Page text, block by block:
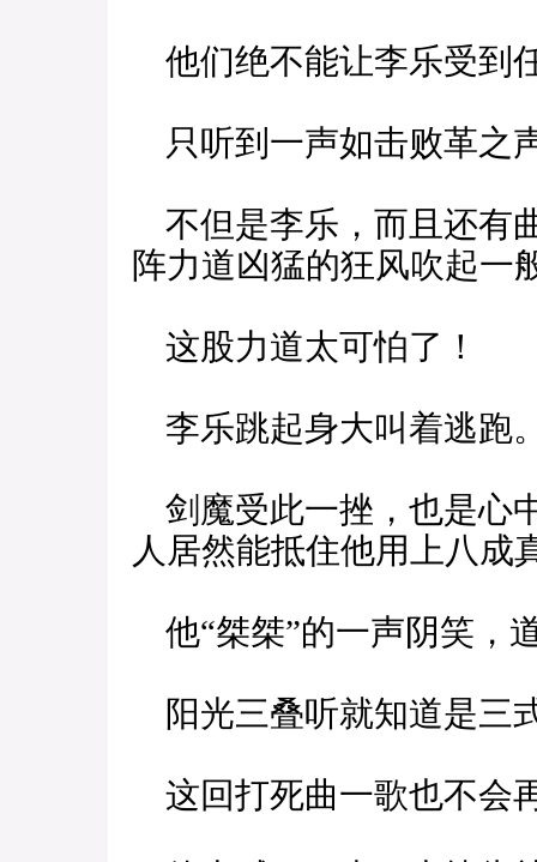
他们绝不能让李乐受到
只听到一声如击败革之
不但是李乐，而且还有
阵力道凶猛的狂风吹起一
这股力道太可怕了！
李乐跳起身大叫着逃跑
剑魔受此一挫，也是心
人居然能抵住他用上八成
他“桀桀”的一声阴笑，
阳光三叠听就知道是三
这回打死曲一歌也不会